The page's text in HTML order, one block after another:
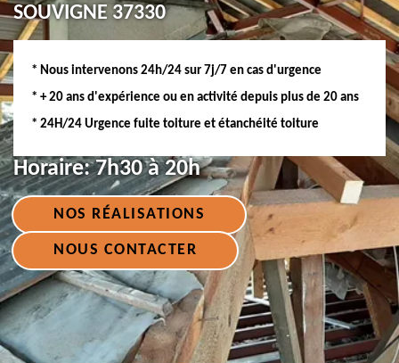
SOUVIGNE 37330
* Nous intervenons 24h/24 sur 7j/7 en cas d'urgence
* + 20 ans d'expérience ou en activité depuis plus de 20 ans
* 24H/24 Urgence fuite toiture et étanchéité toiture
Horaire:7h30 à 20h
NOS RÉALISATIONS
NOUS CONTACTER